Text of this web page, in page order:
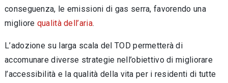
conseguenza, le emissioni di gas serra, favorendo una
migliore qualità dell’aria.
L’adozione su larga scala del TOD permetterà di
accomunare diverse strategie nell’obiettivo di migliorare
l’accessibilità e la qualità della vita per i residenti di tutte